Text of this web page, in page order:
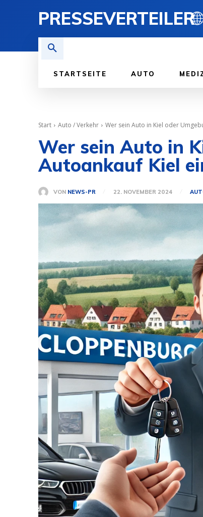
PRESSEVERTEILER
STARTSEITE AUTO
Start Auto / Verkehr Wer sein Auto in Kiel oder
Wer sein Auto in
Autoankauf Kiel
VON NEWS-PR 22. NOVEMBER 2024